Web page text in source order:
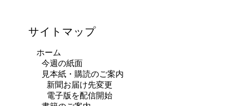
サイトマップ
ホーム
今週の紙面
見本紙・購読のご案内
新聞お届け先変更
電子版を配信開始